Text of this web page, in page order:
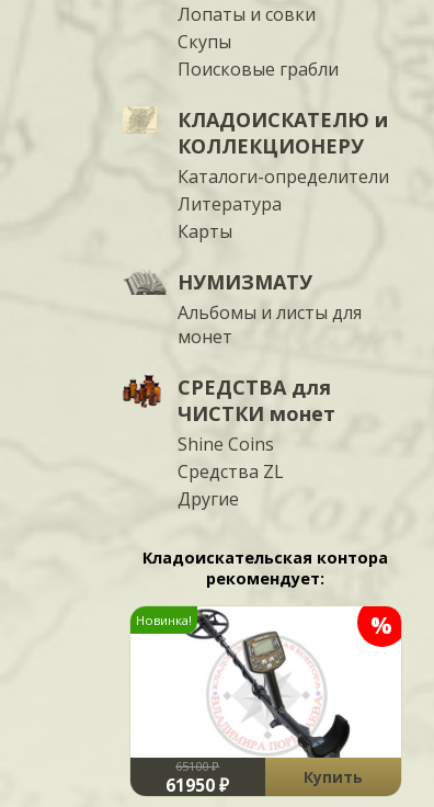
Лопаты и совки
Скупы
Поисковые грабли
КЛАДОИСКАТЕЛЮ и
КОЛЛЕКЦИОНЕРУ
Каталоги-определители
Литература
Карты
НУМИЗМАТУ
Альбомы и листы для
монет
СРЕДСТВА для
ЧИСТКИ монет
Shine Coins
Средства ZL
Другие
Кладоискательская контора
рекомендует:
%
Новинка!
65100 ₽
61950 ₽
Купить